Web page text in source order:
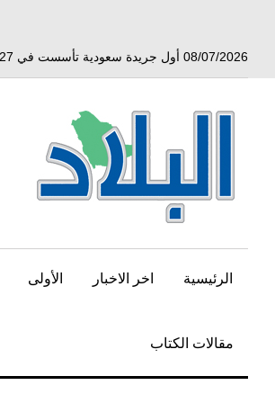
08/07/2026 أول جريدة سعودية تأسست في 27 ذو القعدة سنة 1350 هجري الموافق 3 أبريل 1932 ميلادي
الرئيسية اخر الاخبار الأولى
مقالات الكتاب